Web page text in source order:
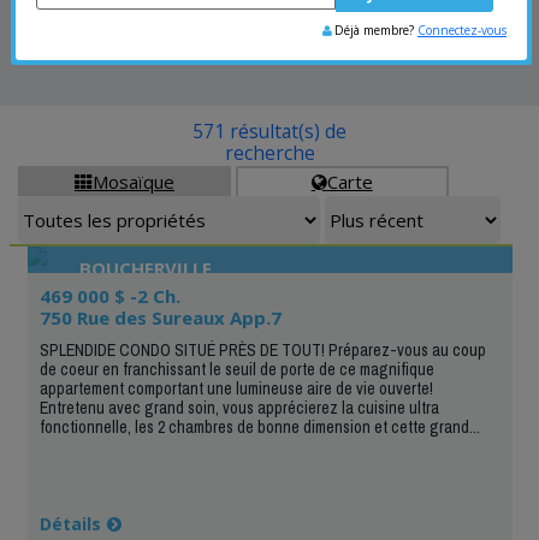
Mosaïque Carte
571 résultat(s) de
recherche
BOUCHERVILLE
469 000 $ -2 Ch.
750 Rue des Sureaux App.7
SPLENDIDE CONDO SITUÉ PRÈS DE TOUT! Préparez-vous au coup
de coeur en franchissant le seuil de porte de ce magnifique
appartement comportant une lumineuse aire de vie ouverte!
Entretenu avec grand soin, vous apprécierez la cuisine ultra
fonctionnelle, les 2 chambres de bonne dimension et cette grand...
Détails
Déjà membre? Connectez-vous